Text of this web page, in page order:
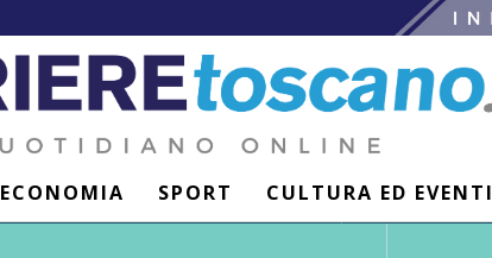
ECONOMIA SPORT CULTURA ED EVENTI